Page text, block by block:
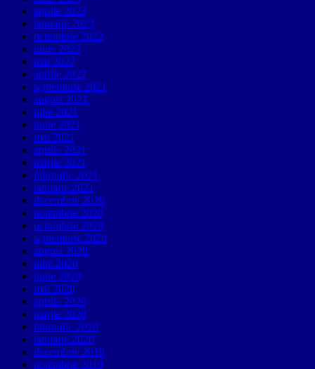
aprilie 2023
ianuarie 2023
octombrie 2022
iunie 2022
mai 2022
aprilie 2022
septembrie 2021
august 2021
iulie 2021
iunie 2021
mai 2021
aprilie 2021
martie 2021
februarie 2021
ianuarie 2021
decembrie 2020
noiembrie 2020
octombrie 2020
septembrie 2020
august 2020
iulie 2020
iunie 2020
mai 2020
aprilie 2020
martie 2020
februarie 2020
ianuarie 2020
decembrie 2019
noiembrie 2019